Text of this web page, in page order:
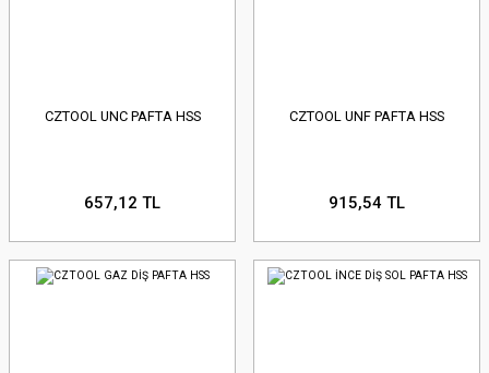
CZTOOL UNC PAFTA HSS
657,12 TL
CZTOOL UNF PAFTA HSS
915,54 TL